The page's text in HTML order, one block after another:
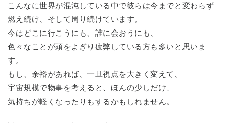
こんなに世界が混沌している中で彼らは今までと変わらず
燃え続け、そして周り続けています。
今はどこに行こうにも、誰に会おうにも、
色々なことが頭をよぎり疲弊している方も多いと思いま
す。
もし、余裕があれば、一旦視点を大きく変えて、
宇宙規模で物事を考えると、ほんの少しだけ、
気持ちが軽くなったりもするかもしれません。